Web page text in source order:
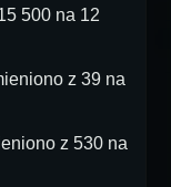
500 na 12
z 39 na
z 530 na